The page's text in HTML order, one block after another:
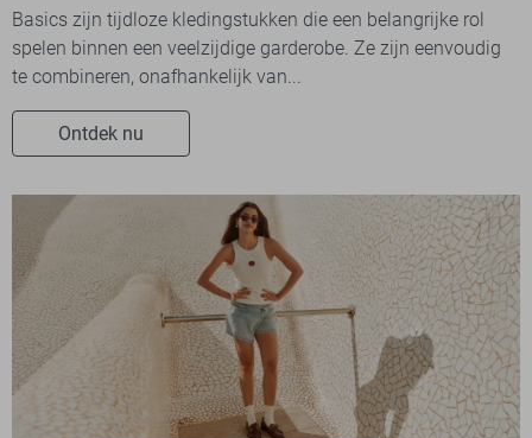
Basics zijn tijdloze kledingstukken die een belangrijke rol
spelen binnen een veelzijdige garderobe. Ze zijn eenvoudig
te combineren, onafhankelijk van...
Ontdek nu